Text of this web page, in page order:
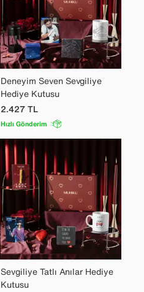
Deneyim Seven Sevgiliye
Hediye Kutusu
2.427TL
Hızlı Gönderim
Sevgiliye Tatlı Anılar Hediye
Kutusu